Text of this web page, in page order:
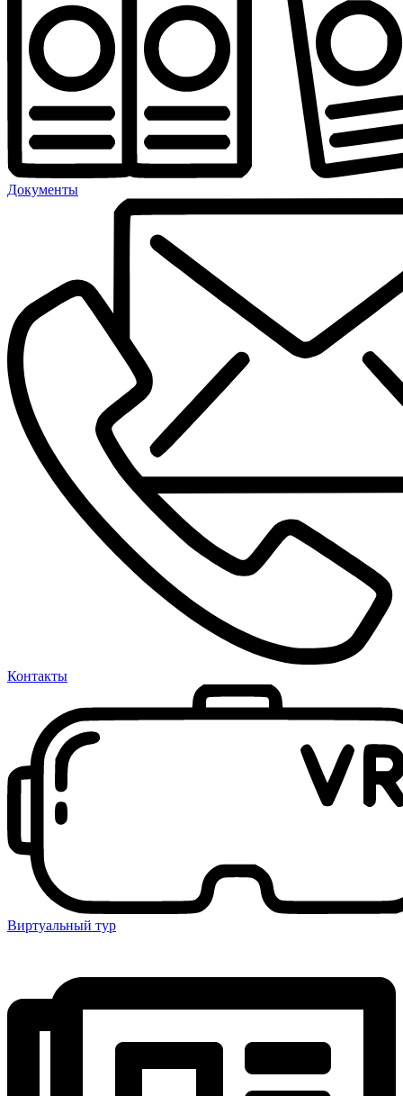
Документы
Контакты
Виртуальный тур